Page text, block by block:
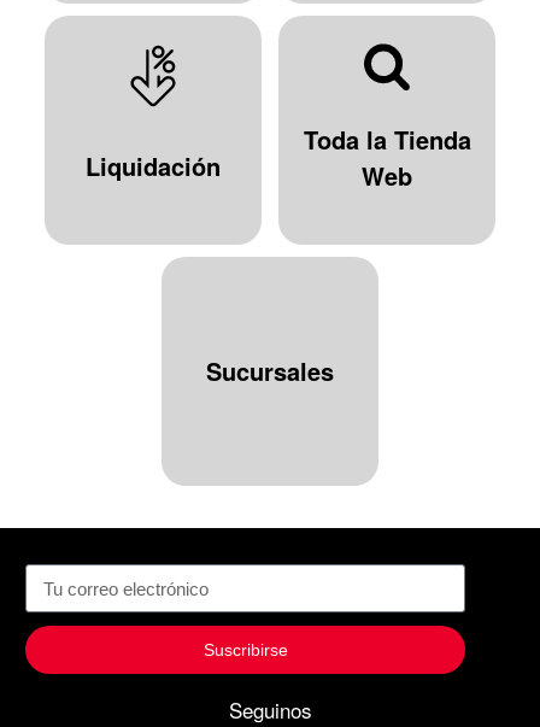
Liquidación
Toda la Tienda
Web
Sucursales
Suscribirse
Seguinos